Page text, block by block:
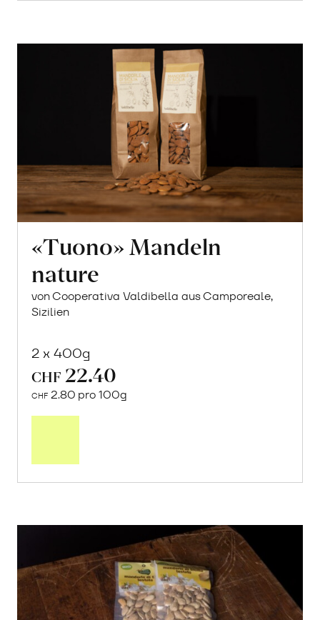
«Tuono» Mandeln
nature
von Cooperativa Valdibella aus Camporeale,
Sizilien
2 x 400g
CHF 22.40
CHF 2.80 pro 100g